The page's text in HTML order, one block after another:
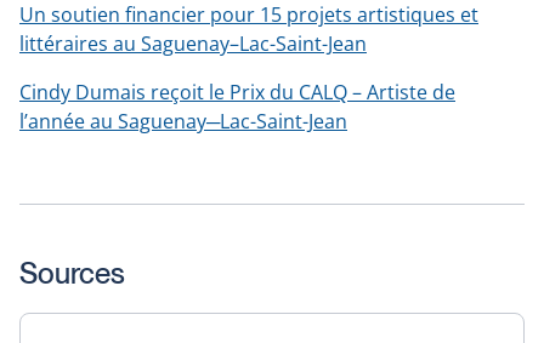
Un soutien financier pour 15 projets artistiques et
littéraires au Saguenay–Lac-Saint-Jean
Cindy Dumais reçoit le Prix du CALQ – Artiste de
l’année au Saguenay─Lac-Saint-Jean
Sources